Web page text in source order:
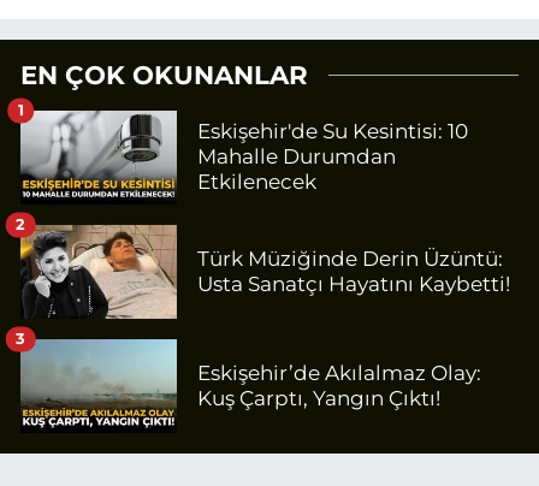
EN ÇOK OKUNANLAR
Eskişehir'de Su Kesintisi: 10
Mahalle Durumdan
Etkilenecek
1
Türk Müziğinde Derin Üzüntü:
Usta Sanatçı Hayatını Kaybetti!
2
Eskişehir’de Akılalmaz Olay:
Kuş Çarptı, Yangın Çıktı!
3